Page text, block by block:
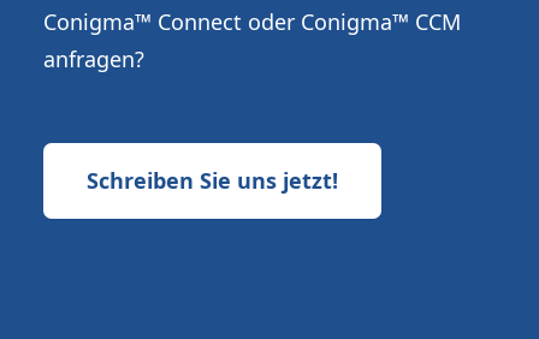
Conigma™ Connect oder Conigma™ CCM
anfragen?
Schreiben Sie uns jetzt!